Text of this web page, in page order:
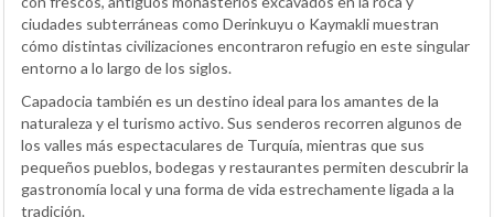
ciudades subterráneas como Derinkuyu o Kaymakli muestran
cómo distintas civilizaciones encontraron refugio en este singular
entorno a lo largo de los siglos.
Capadocia también es un destino ideal para los amantes de la
naturaleza y el turismo activo. Sus senderos recorren algunos de
los valles más espectaculares de Turquía, mientras que sus
pequeños pueblos, bodegas y restaurantes permiten descubrir la
gastronomía local y una forma de vida estrechamente ligada a la
tradición.